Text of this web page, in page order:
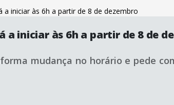
a iniciar às 6h a partir de 8 de dezembro
a iniciar às 6h a partir de 8 de
mudança no horário e pede